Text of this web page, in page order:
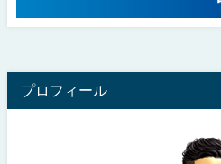
プロフィール